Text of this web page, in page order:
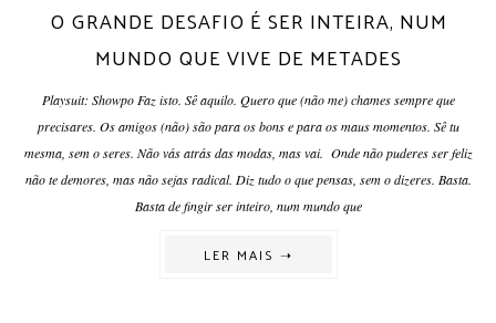
O GRANDE DESAFIO É SER INTEIRA, NUM
MUNDO QUE VIVE DE METADES
Playsuit: Showpo Faz isto. Sê aquilo. Quero que (não me) chames sempre que
precisares. Os amigos (não) são para os bons e para os maus momentos. Sê tu
mesma, sem o seres. Não vás atrás das modas, mas vai. Onde não puderes ser feliz
não te demores, mas não sejas radical. Diz tudo o que pensas, sem o dizeres. Basta.
Basta de fingir ser inteiro, num mundo que
LER MAIS ➝